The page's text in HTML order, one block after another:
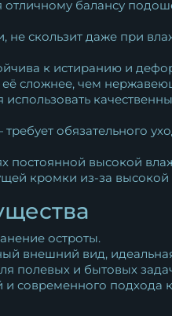
балансу
скользит даже при
к истиранию и
её сложнее, чем
обязательного
постоянной высокой
кромки из-за высокой
остроты.
внешний вид,
полевых и бытовых
современного подхода